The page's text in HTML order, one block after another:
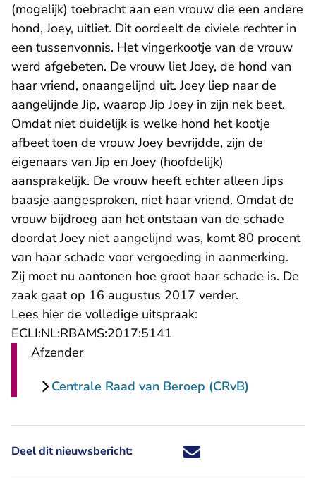
(mogelijk) toebracht aan een vrouw die een andere
hond, Joey, uitliet. Dit oordeelt de civiele rechter in
een tussenvonnis. Het vingerkootje van de vrouw
werd afgebeten. De vrouw liet Joey, de hond van
haar vriend, onaangelijnd uit. Joey liep naar de
aangelijnde Jip, waarop Jip Joey in zijn nek beet.
Omdat niet duidelijk is welke hond het kootje
afbeet toen de vrouw Joey bevrijdde, zijn de
eigenaars van Jip en Joey (hoofdelijk)
aansprakelijk. De vrouw heeft echter alleen Jips
baasje aangesproken, niet haar vriend. Omdat de
vrouw bijdroeg aan het ontstaan van de schade
doordat Joey niet aangelijnd was, komt 80 procent
van haar schade voor vergoeding in aanmerking.
Zij moet nu aantonen hoe groot haar schade is. De
zaak gaat op 16 augustus 2017 verder.
Lees hier de volledige uitspraak:
ECLI:NL:RBAMS:2017:5141
Afzender
Centrale Raad van Beroep (CRvB)
Deel dit nieuwsbericht: Deel dit nieuwsbericht via X -
Deel dit nieuwsbericht via
Deel dit nieuwsbericht
Deel dit